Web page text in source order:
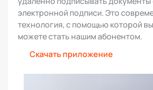
электронной подписи. Это
технология, с помощью которой
можете стать нашим абонентом.
Скачать приложение